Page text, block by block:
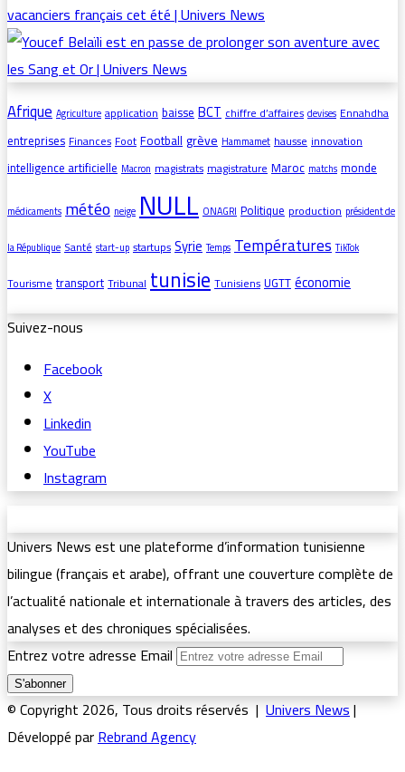
Afrique Agriculture applicationbaisseBCTchiffre d’affaires devises Ennahdha
entreprisesFinancesFootFootballgrève Hammamet hausseinnovation
intelligence artificielle Macron magistratsmagistratureMaroc matchs monde
médicaments météo neige NULL ONAGRI Politique production président de
la République Santé start-up startupsSyrie Temps Températures TikTok
TourismetransportTribunaltunisieTunisiensUGTTéconomie
Suivez-nous
Facebook
X
Linkedin
YouTube
Instagram
Univers News est une plateforme d’information tunisienne
bilingue (français et arabe), offrant une couverture complète de
l’actualité nationale et internationale à travers des articles, des
analyses et des chroniques spécialisées.
Entrez votre adresse Email
© Copyright 2026, Tous droits réservés |Univers News|
Développé parRebrand Agency